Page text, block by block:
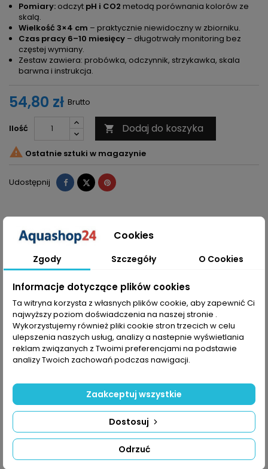
Pomiary: odczyt pH i CO2 metodą porównania kolorów ze
skalą.
Wielkość 3×4 cm – praktycznie niewidoczny w zbiorniku.
Czas pracy 6–10 miesięcy – długotrwały monitoring bez
częstej wymiany.
Zestaw zawiera: probówka, odczynnik, strzykawka, skala
barwna i instrukcja.
54,80 zł Brutto
Ilość  Dodaj do koszyka
 Ostatnie sztuki w magazynie
Udostępnij Udostępnij
TweetujPinterest
OPIS
SZCZEGÓŁY PRODUKTU
BEZPIECZEŃSTWO PRODUKTÓW
monitoring CO2 i pH dla wymagających
akwarystów
JBL Test PRO CO2/PH to praktyczne rozwiązanie dla osób
zajmujących sięakwarystyką słodkowodną, które chcą mieć
stałą kontrolę nad poziomemCO2 do akwariumi
parametrami pH bez ciągłego wykonywania kolejnych testów.
Test umieszczany bezpośrednio w zbiorniku informuje o
dołączoną skalą barwną.
Dlaczego warto wybrać JBL Test PRO
CO2/PH?
Ten niewielki, dyskretny test został zaprojektowany z myślą o
wygodzie i długotrwałym użytkowaniu. Zamiast częstego
pobierania próbek i ręcznego mierzenia pH, wystarczy
okresowo odczytywać kolor testu i porównywać go ze skalą. To
Cookies
Zgody Szczegóły O Cookies
Informacje dotyczące plików cookies
Ta witryna korzysta z własnych plików cookie, aby zapewnić Ci
najwyższy poziom doświadczenia na naszej stronie .
Wykorzystujemy również pliki cookie stron trzecich w celu
ulepszenia naszych usług, analizy a nastepnie wyświetlania
reklam związanych z Twoimi preferencjami na podstawie
analizy Twoich zachowań podczas nawigacji.
Odrzuć
Dostosuj
Zaakceptuj wszystkie